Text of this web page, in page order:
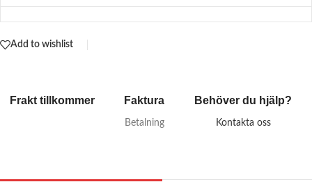
Add to wishlist
Frakt tillkommer Faktura
Betalning
Behöver du hjälp?
Kontakta oss